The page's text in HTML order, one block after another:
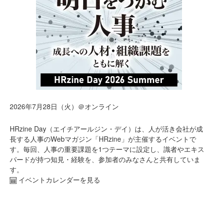
2026年7月28日（火）＠オンライン
HRzine Day（エイチアールジン・デイ）は、人が活き会社が成
長する人事のWebマガジン「HRzine」が主催するイベントで
す。毎回、人事の重要課題を1つテーマに設定し、識者やエキス
パードが持つ知見・経験を、参加者のみなさんと共有していま
す。
イベントカレンダーを見る